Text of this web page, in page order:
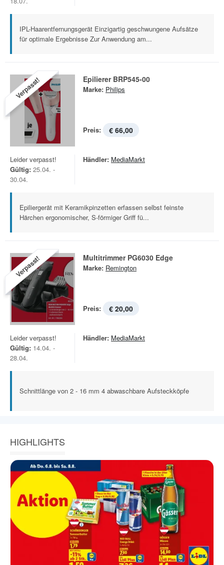
IPL-Haarentfernungsgerät Einzigartig geschwungene Aufsätze
für optimale Ergebnisse Zur Anwendung am...
Verpasst! Epilierer BRP545-00
Marke: Philips
Preis: € 66,00
Leider verpasst!
Gültig: 25.04. -
30.04.
Händler: MediaMarkt
Epiliergerät mit Keramikpinzetten erfassen selbst feinste
Härchen ergonomischer, S-förmiger Griff fü...
Verpasst! Multitrimmer PG6030 Edge
Marke: Remington
Preis: € 20,00
Leider verpasst!
Gültig: 14.04. -
28.04.
Händler: MediaMarkt
Schnittlänge von 2 - 16 mm 4 abwaschbare Aufsteckköpfe
HIGHLIGHTS